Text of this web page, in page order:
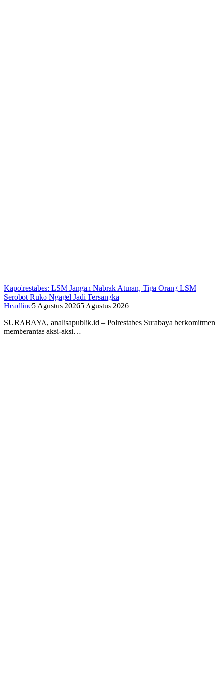
Kapolrestabes: LSM Jangan Nabrak Aturan, Tiga Orang LSM
Serobot Ruko Ngagel Jadi Tersangka
Headline5 Agustus 20265 Agustus 2026
SURABAYA, analisapublik.id – Polrestabes Surabaya berkomitmen
memberantas aksi-aksi…